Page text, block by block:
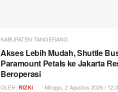
KABUPATEN TANGERANG
Akses Lebih Mudah, Shuttle
Paramount Petals ke Jakarta
Beroperasi
OLEH: RIZKI Minggu, 2 Agustus 2026 /